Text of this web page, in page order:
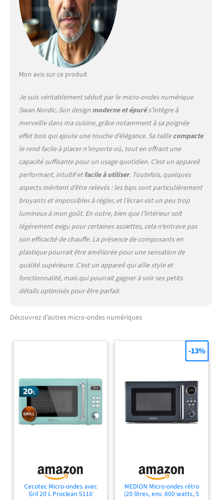
Mon avis sur ce produit
Je suis véritablement séduit par le micro-ondes numérique
Swan Nordic. Son design moderne et épurés’intègre à
merveille dans ma cuisine, grâce notamment à sa poignée
effet bois qui ajoute une touche d’élégance. Sa taillecompacte
le rend facile à placer n’importe où, tout en offrant une
capacité suffisante pour un usage quotidien. C’est un appareil
performant, intuitif etfacile à utiliser. Toutefois, quelques
aspects méritent d’être relevés : les bips sont particulièrement
bruyants et impossibles à régler, et l’écran est un peu trop
lumineux à mon goût. En outre, bien que l’intérieur soit
légèrement exigu pour certaines assiettes, cela n’entrave pas
son efficacité de chauffe. La présence de composants en
plastique pourrait être améliorée pour une sensation de
qualité supérieure. C’est un appareil qui allie style et
fonctionnalité, mais qui pourrait gagner à voir ses petits
détails optimisés pour être parfait.
Découvrez d’autres micro-ondes numériques
Cecotec Micro-ondes avec
Gril 20 L Proclean 5110
MEDION Micro-ondes rétro
(20 litres, env. 800 watts, 5
-13%